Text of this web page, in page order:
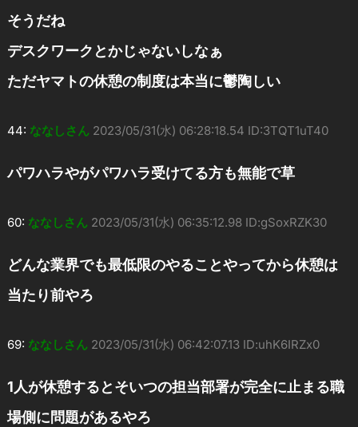
そうだね
デスクワークとかじゃないしなぁ
ただヤマトの休憩の制度は本当に鬱陶しい
44: ななしさん 2023/05/31(水) 06:28:18.54 ID:3TQT1uT40
パワハラやがパワハラ受けてる方も無能で草
60: ななしさん 2023/05/31(水) 06:35:12.98 ID:gSoxRZK30
どんな業界でも最低限のやることやってから休憩は
当たり前やろ
69: ななしさん 2023/05/31(水) 06:42:07.13 ID:uhK6IRZx0
1人が休憩するとそいつの担当部署が完全に止まる職
場側に問題があるやろ